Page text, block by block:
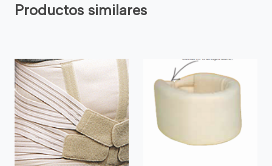
Productos similares